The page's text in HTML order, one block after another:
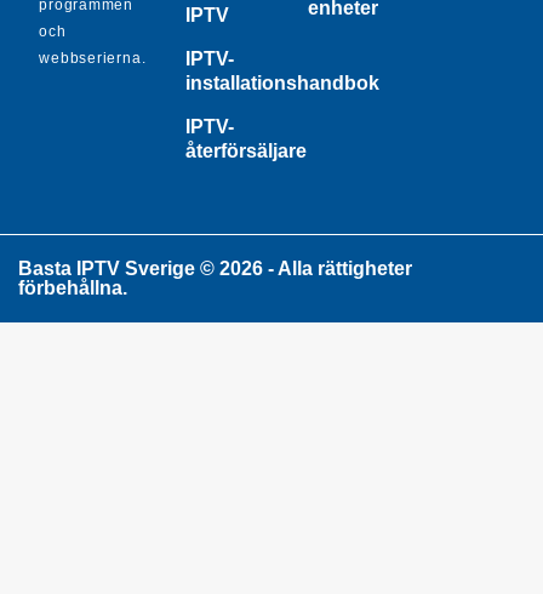
programmen
och
webbserierna.
IPTV
IPTV-
installationshandbok
IPTV-
återförsäljare
enheter
Basta IPTV Sverige © 2026 - Alla rättigheter
förbehållna.